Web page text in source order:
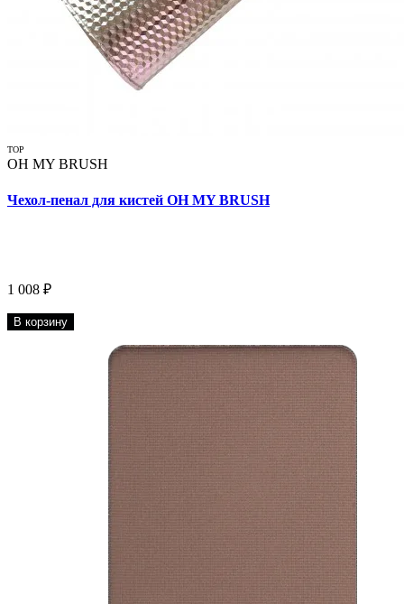
TOP
OH MY BRUSH
Чехол-пенал для кистей OH MY BRUSH
1 008 ₽
В корзину